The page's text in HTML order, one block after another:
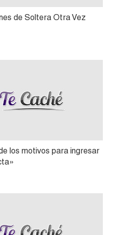
de Soltera Otra Vez
los motivos para ingresar